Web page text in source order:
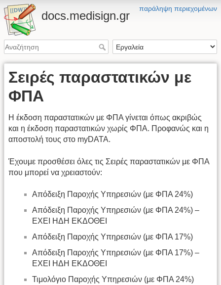
παράληψη περιεχομένων
docs.medisign.gr
Σειρές παραστατικών με
ΦΠΑ
Η έκδοση παραστατικών με ΦΠΑ γίνεται όπως ακριβώς
και η έκδοση παραστατικών χωρίς ΦΠΑ. Προφανώς και η
αποστολή τους στο myDATA.
Έχουμε προσθέσει όλες τις Σειρές παραστατικών με ΦΠΑ
που μπορεί να χρειαστούν:
Απόδειξη Παροχής Υπηρεσιών (με ΦΠΑ 24%)
Απόδειξη Παροχής Υπηρεσιών (με ΦΠΑ 24%) –
ΕΧΕΙ ΗΔΗ ΕΚΔΟΘΕΙ
Απόδειξη Παροχής Υπηρεσιών (με ΦΠΑ 17%)
Απόδειξη Παροχής Υπηρεσιών (με ΦΠΑ 17%) –
ΕΧΕΙ ΗΔΗ ΕΚΔΟΘΕΙ
Τιμολόγιο Παροχής Υπηρεσιών (με ΦΠΑ 24%)